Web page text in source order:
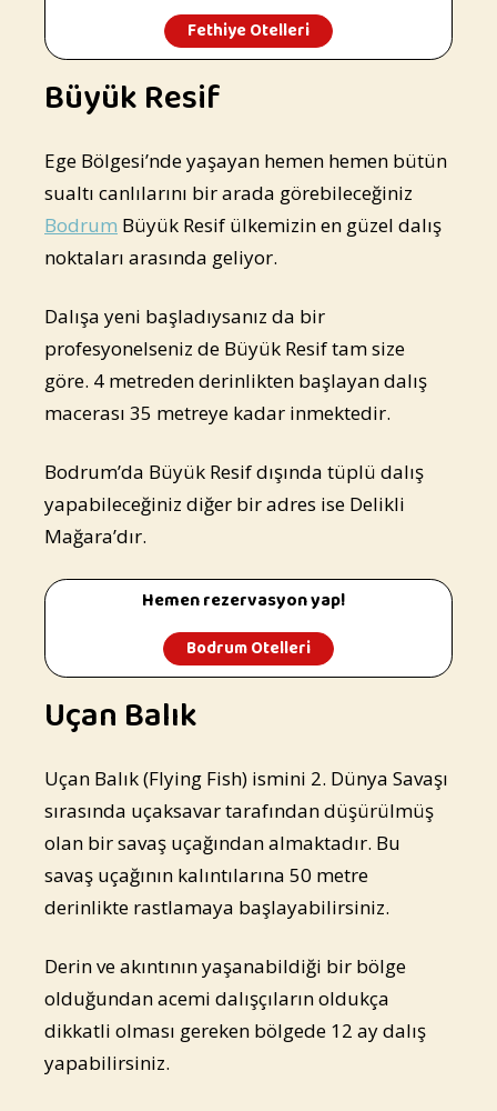
Fethiye Otelleri
Büyük Resif
Ege Bölgesi’nde yaşayan hemen hemen bütün
sualtı canlılarını bir arada görebileceğiniz
Bodrum Büyük Resif ülkemizin en güzel dalış
noktaları arasında geliyor.
Dalışa yeni başladıysanız da bir
profesyonelseniz de Büyük Resif tam size
göre. 4 metreden derinlikten başlayan dalış
macerası 35 metreye kadar inmektedir.
Bodrum’da Büyük Resif dışında tüplü dalış
yapabileceğiniz diğer bir adres ise Delikli
Mağara’dır.
Hemen rezervasyon yap!
Bodrum Otelleri
Uçan Balık
Uçan Balık (Flying Fish) ismini 2. Dünya Savaşı
sırasında uçaksavar tarafından düşürülmüş
olan bir savaş uçağından almaktadır. Bu
savaş uçağının kalıntılarına 50 metre
derinlikte rastlamaya başlayabilirsiniz.
Derin ve akıntının yaşanabildiği bir bölge
olduğundan acemi dalışçıların oldukça
dikkatli olması gereken bölgede 12 ay dalış
yapabilirsiniz.